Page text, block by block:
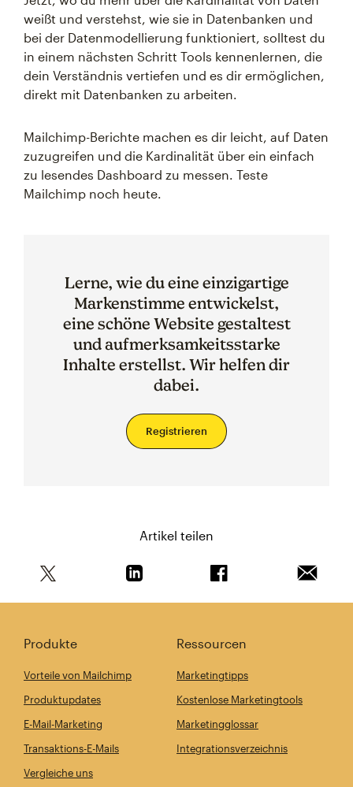
weißt und verstehst, wie sie in Datenbanken und
bei der Datenmodellierung funktioniert, solltest du
in einem nächsten Schritt Tools kennenlernen, die
dein Verständnis vertiefen und es dir ermöglichen,
direkt mit Datenbanken zu arbeiten.
Mailchimp-Berichte machen es dir leicht, auf Daten
zuzugreifen und die Kardinalität über ein einfach
zu lesendes Dashboard zu messen. Teste
Mailchimp noch heute.
Lerne, wie du eine einzigartige
Markenstimme entwickelst,
eine schöne Website gestaltest
und aufmerksamkeitsstarke
Inhalte erstellst. Wir helfen dir
dabei.
Registrieren
Artikel teilen
Produkte
Vorteile von Mailchimp
Produktupdates
E-Mail-Marketing
Transaktions-E-Mails
Vergleiche uns
Ressourcen
Marketingtipps
Kostenlose Marketingtools
Marketingglossar
Integrationsverzeichnis